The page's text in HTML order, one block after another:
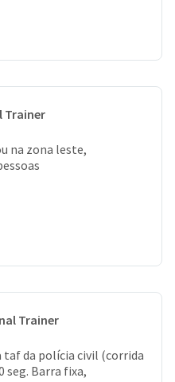
Trainer
na zona leste,
Trainer
da polícia civil (corrida
seg. Barra fixa,